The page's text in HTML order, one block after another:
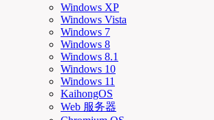
Windows XP
Windows Vista
Windows 7
Windows 8
Windows 8.1
Windows 10
Windows 11
KaihongOS
Web 服务器